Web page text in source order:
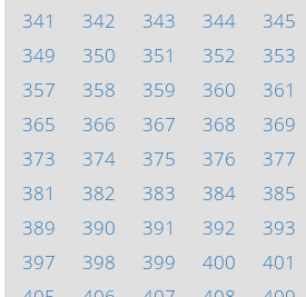
341
342 343 344 345
349
350 351 352 353
357
358 359 360 361
365
366 367 368 369
373
374 375 376 377
381
382 383 384 385
389
390 391 392 393
397
398 399 400 401